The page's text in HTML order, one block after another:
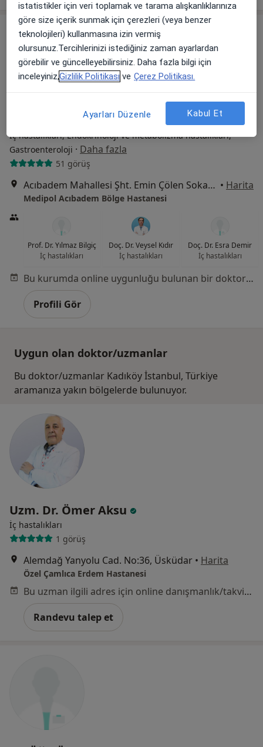
Medipol Acıbadem Bölge Hastanesi
İç hastalıkları, Endokrinoloji ve metabolizma hastalıkları,
Gastroenteroloji · Daha fazla
51 görüş
Acıbadem Mahallesi Şht. Emin Çölen Sokağı No:4, Kadıköy • Harita
Medipol Acıbadem Bölge Hastanesi
Prof. Dr. Yılmaz Bilgiç
İç hastalıkları
Doç. Dr. Veysel Kıdır
İç hastalıkları
Doç. Dr. Esra Demir
İç hastalıkları
Bu kurumda online uygunluğu bulunan bir doktor veya uzman bulunamadı
Profili Gör
Uygun olan doktor/uzmanlar
Bu doktor/uzmanlar Kadıköy İstanbul, Türkiye
aramanıza yakın bölgelerde bulunuyor.
Uzm. Dr. Ömer Aksu
İç hastalıkları
1 görüş
Alemdağ Yanyolu Cad. No:36, Üsküdar • Harita
Özel Çamlıca Erdem Hastanesi
Bu uzman ilgili adres için online danışmanlık/takvim sunmuyor.
Randevu talep et
istatistikler için veri toplamak ve tarama alışkanlıklarınıza
göre size içerik sunmak için çerezleri (veya benzer
teknolojileri) kullanmasına izin vermiş
olursunuz.Tercihlerinizi istediğiniz zaman ayarlardan
görebilir ve güncelleyebilirsiniz. Daha fazla bilgi için
inceleyiniz,Gizlilik Politikası ve Çerez Politikası.
Ayarları Düzenle Kabul Et